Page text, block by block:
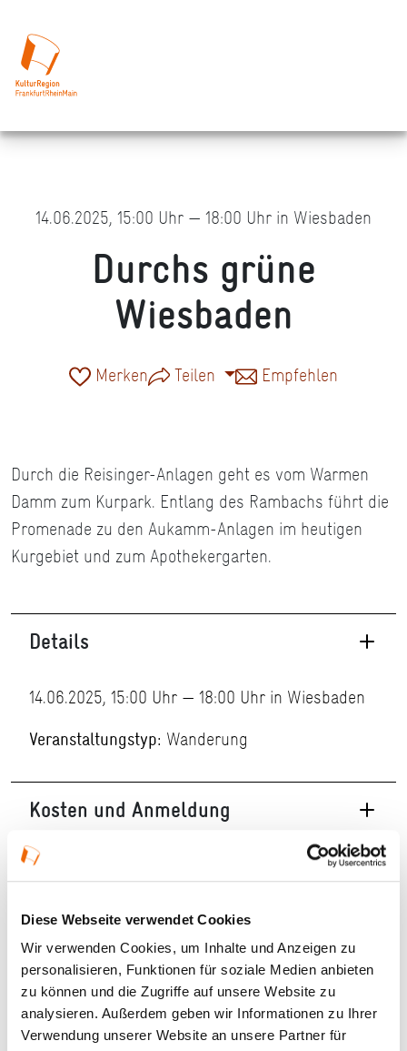
Diese Webseite verwendet Cookies
Wir verwenden Cookies, um Inhalte und Anzeigen zu
personalisieren, Funktionen für soziale Medien anbieten
zu können und die Zugriffe auf unsere Website zu
analysieren. Außerdem geben wir Informationen zu Ihrer
Verwendung unserer Website an unsere Partner für
14.06.2025, 15:00 Uhr — 18:00 Uhr in Wiesbaden
Durchs grüne
Wiesbaden
Merken Teilen Empfehlen
Durch die Reisinger-Anlagen geht es vom Warmen
Damm zum Kurpark. Entlang des Rambachs führt die
Promenade zu den Aukamm-Anlagen im heutigen
Kurgebiet und zum Apothekergarten.
Details
14.06.2025, 15:00 Uhr — 18:00 Uhr in Wiesbaden
Veranstaltungstyp: Wanderung
Kosten und Anmeldung
Ort und Anfahrt
Veranstaltet von